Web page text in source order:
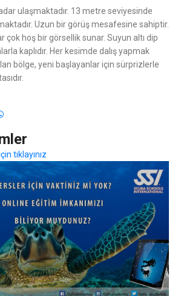
ulaşmaktadır. 13 metre seviyesinde
Uzun bir görüş mesafesine sahiptir.
çok hoş bir görsellik sunar. Suyun altı dip
kaplıdır. Her kesimde dalış yapmak
bölge, yeni başlayanlar için sürprizlerle
tıklayınız